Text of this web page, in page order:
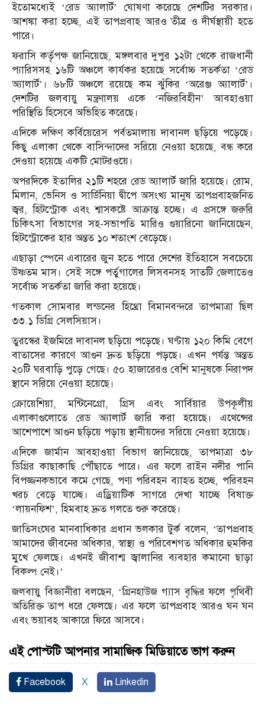
ইতোমধ্যেই ‘রেড অ্যালার্ট’ ঘোষণা করেছে দেশটির সরকার।
আশঙ্কা করা হচ্ছে, এই তাপপ্রবাহ আরও তীব্র ও দীর্ঘস্থায়ী হতে
পারে।
ফরাসি কর্তৃপক্ষ জানিয়েছে, মঙ্গলবার দুপুর ১২টা থেকে রাজধানী
প্যারিসসহ ১৬টি অঞ্চলে কার্যকর হয়েছে সর্বোচ্চ সতর্কতা ‘রেড
অ্যালার্ট’। ৬৮টি অঞ্চলে রয়েছে কম ঝুঁকির ‘অরেঞ্জ অ্যালার্ট’।
দেশটির জলবায়ু মন্ত্রণালয় একে ‘নজিরবিহীন’ আবহাওয়া
পরিস্থিতি হিসেবে অভিহিত করেছে।
এদিকে দক্ষিণ কর্বিয়েরেস পর্বতমালায় দাবানল ছড়িয়ে পড়েছে।
কিছু এলাকা থেকে বাসিন্দাদের সরিয়ে নেওয়া হয়েছে, বন্ধ করে
দেওয়া হয়েছে একটি মোটরওয়ে।
অপরদিকে ইতালির ২১টি শহরে রেড অ্যালার্ট জারি হয়েছে। রোম,
মিলান, ভেনিস ও সার্ডিনিয়া দ্বীপে অসংখ্য মানুষ তাপপ্রবাহজনিত
জ্বর, হিটস্ট্রোক এবং শ্বাসকষ্টে আক্রান্ত হচ্ছে। এ প্রসঙ্গে জরুরি
চিকিৎসা বিভাগের সহ-সভাপতি মারিও গুয়ারিনো জানিয়েছেন,
হিটস্ট্রোকের হার অন্তত ১০ শতাংশ বেড়েছে।
এছাড়া স্পেনে এবারের জুন হতে পারে দেশের ইতিহাসে সবচেয়ে
উষ্ণতম মাস। সেই সঙ্গে পর্তুগালের লিসবনসহ সাতটি জেলাতেও
সর্বোচ্চ সতর্কতা জারি করা হয়েছে।
গতকাল সোমবার লন্ডনের হিথ্রো বিমানবন্দরে তাপমাত্রা ছিল
৩৩.১ ডিগ্রি সেলসিয়াস।
তুরস্কের ইজমিরে দাবানল ছড়িয়ে পড়েছে। ঘণ্টায় ১২০ কিমি বেগে
বাতাসের কারণে আগুন দ্রুত ছড়িয়ে পড়ছে। এখন পর্যন্ত অন্তত
২০টি ঘরবাড়ি পুড়ে গেছে। ৫০ হাজারেরও বেশি মানুষকে নিরাপদ
স্থানে সরিয়ে নেওয়া হয়েছে।
ক্রোয়েশিয়া, মন্টিনেগ্রো, গ্রিস এবং সার্বিয়ার উপকূলীয়
এলাকাগুলোতে রেড অ্যালার্ট জারি করা হয়েছে। এথেন্সের
আশেপাশে আগুন ছড়িয়ে পড়ায় স্থানীয়দের সরিয়ে নেওয়া হয়েছে।
এদিকে জার্মান আবহাওয়া বিভাগ জানিয়েছে, তাপমাত্রা ৩৮
ডিগ্রির কাছাকাছি পৌঁছাতে পারে। এর ফলে রাইন নদীর পানি
বিপজ্জনকভাবে কমে গেছে, পণ্য পরিবহন ব্যাহত হচ্ছে, পরিবহন
খরচ বেড়ে যাচ্ছে। এড্রিয়াটিক সাগরে দেখা যাচ্ছে বিষাক্ত
‘লায়নফিশ’, হিমবাহ দ্রুত গলতে শুরু করেছে।
জাতিসংঘের মানবাধিকার প্রধান ভলকার টুর্ক বলেন, ‘তাপপ্রবাহ
আমাদের জীবনের অধিকার, স্বাস্থ্য ও পরিবেশগত অধিকার হুমকির
মুখে ফেলছে। এখনই জীবাশ্ম জ্বালানির ব্যবহার কমানো ছাড়া
বিকল্প নেই।’
জলবায়ু বিজ্ঞানীরা বলছেন, ‘গ্রিনহাউজ গ্যাস বৃদ্ধির ফলে পৃথিবী
অতিরিক্ত তাপ ধরে ফেলছে। এর ফলে তাপপ্রবাহ আরও ঘন ঘন
এবং ভয়াবহ আকারে ফিরে আসবে।
এই পোস্টটি আপনার সামাজিক মিডিয়াতে ভাগ করুন
Facebook X Linkedin